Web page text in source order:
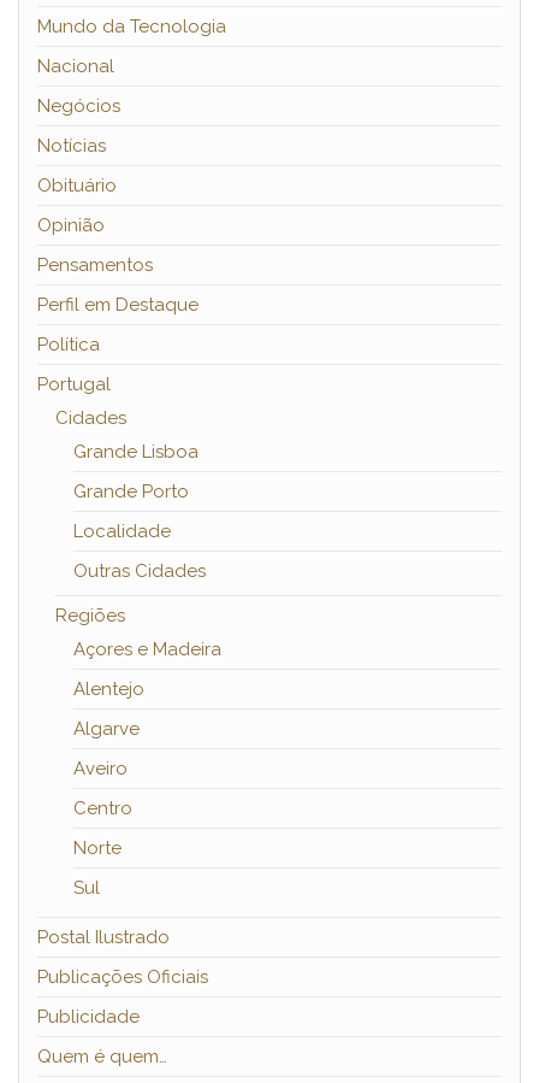
Mundo da Tecnologia
Nacional
Negócios
Notícias
Obituário
Opinião
Pensamentos
Perfil em Destaque
Política
Portugal
Cidades
Grande Lisboa
Grande Porto
Localidade
Outras Cidades
Regiões
Açores e Madeira
Alentejo
Algarve
Aveiro
Centro
Norte
Sul
Postal Ilustrado
Publicações Oficiais
Publicidade
Quem é quem…